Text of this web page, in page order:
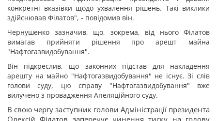
конкретні вказівки щодо ухвалення рішень. Такі виклики
здійснював Філатов", - повідомив він.
Чернушенко зазначив, що, зокрема, від нього Філатов
вимагав прийняти рішення про арешт майна
"Нафтогазвидобування".
Він підкреслив, що законних підстав для накладення
арешту на майно "Нафтогазвидобування" не існує. Зі слів
голови суду, цю справу "Нафтогазвидобування" вже
вилучено з провадження Апеляційного суду.
В свою чергу заступник голови Адміністрації президента
Олексій Філатов заперечує чинення тиску на голову